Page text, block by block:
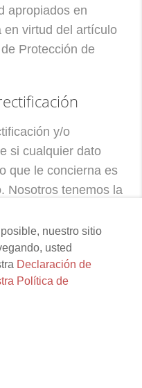
apropiados en
en virtud del artículo
Protección de
y/o
si cualquier dato
que le concierna es
Nosotros tenemos la
del tratamiento
del tratamiento
datos personales
nuestro sitio
usted
Declaración de
Política de